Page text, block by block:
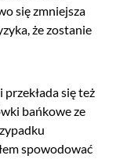
się zmniejsza
że zostanie
się też
bańkowe ze
spowodować